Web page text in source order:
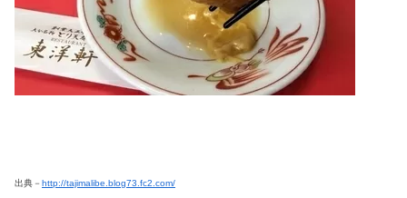
出典－ http://tajimalibe.blog73.fc2.com/